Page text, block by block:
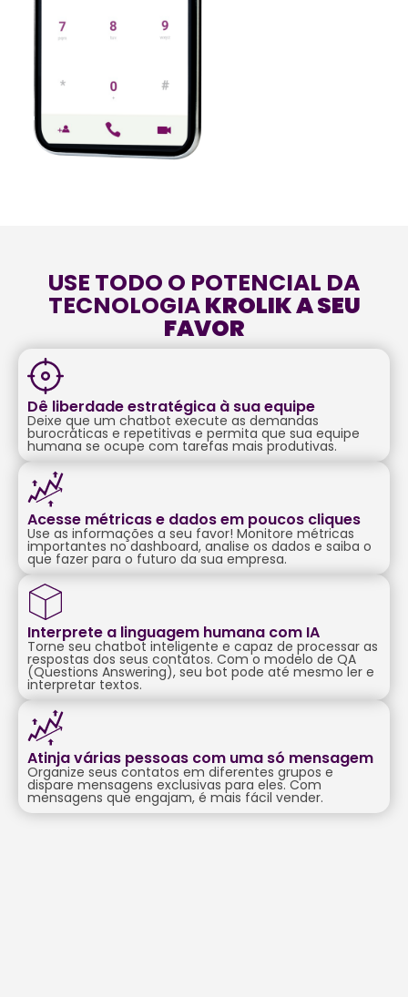
USE TODO O POTENCIAL DA
TECNOLOGIAKROLIK A SEU
FAVOR
Dê liberdade estratégica à sua equipe
Deixe que um chatbot execute as demandas
burocráticas e repetitivas e permita que sua equipe
humana se ocupe com tarefas mais produtivas.
Acesse métricas e dados em poucos cliques
Use as informações a seu favor! Monitore métricas
importantes no dashboard, analise os dados e saiba o
que fazer para o futuro da sua empresa.
Interprete a linguagem humana com IA
Torne seu chatbot inteligente e capaz de processar as
respostas dos seus contatos. Com o modelo de QA
(Questions Answering), seu bot pode até mesmo ler e
interpretar textos.
Atinja várias pessoas com uma só mensagem
Organize seus contatos em diferentes grupos e
dispare mensagens exclusivas para eles. Com
mensagens que engajam, é mais fácil vender.